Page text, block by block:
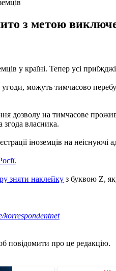
з метою
у країні. Тепер усі
можуть тимчасово
дозволу на тимчасове
згода власника.
іноземців на
зняти наклейку з буквою Z,
korrespondentnet
повідомити про це редакцію.